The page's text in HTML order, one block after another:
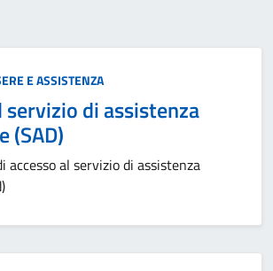
E ASSISTENZA
servizio di assistenza
(SAD)
accesso al servizio di assistenza